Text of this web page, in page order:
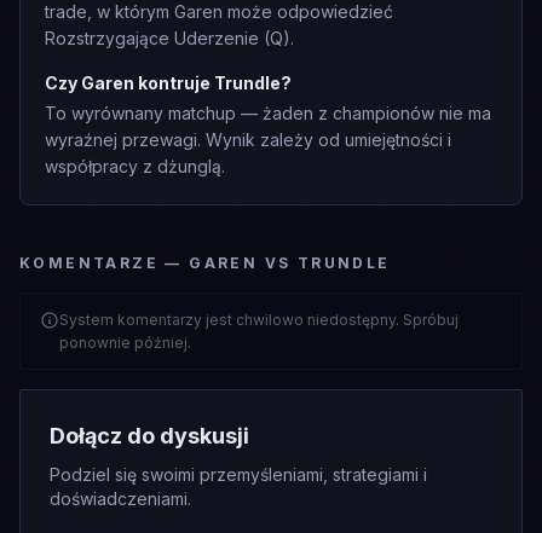
trade, w którym Garen może odpowiedzieć
Rozstrzygające Uderzenie (Q).
Czy Garen kontruje Trundle?
To wyrównany matchup — żaden z championów nie ma
wyraźnej przewagi. Wynik zależy od umiejętności i
współpracy z dżunglą.
KOMENTARZE — GAREN VS TRUNDLE
System komentarzy jest chwilowo niedostępny. Spróbuj
ponownie później.
Dołącz do dyskusji
Podziel się swoimi przemyśleniami, strategiami i
doświadczeniami.